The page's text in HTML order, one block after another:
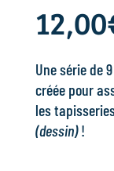
12,00
Une série de
créée pour
les
(dessin)!